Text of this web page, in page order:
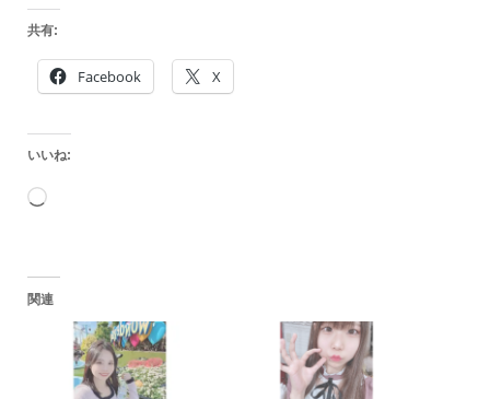
共有:
Facebook X
いいね:
読
込
中…
関連